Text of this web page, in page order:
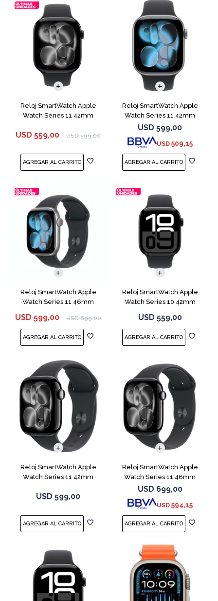
Reloj SmartWatch Apple
Watch Series 11 42mm
USD 559,00 USD 599,00
Reloj SmartWatch Apple
Watch Series 11 42mm
MEQX4 Space Gray
USD 599,00
USD 509,15
Reloj SmartWatch Apple
Watch Series 11 46mm
USD 599,00 USD 699,00
Reloj SmartWatch Apple
Watch Series 10 42mm
USD 559,00
Reloj SmartWatch Apple
Watch Series 11 42mm
USD 599,00
Reloj SmartWatch Apple
Watch Series 11 46mm
MEUX4L Jet Black
USD 699,00
USD 594,15